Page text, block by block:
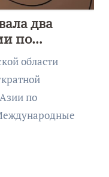
два
по
области
по